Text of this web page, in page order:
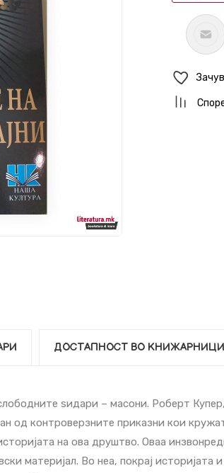
ДОСТАПНОСТ ВО
ѕидари – масони. Роберт Купер,
од контроверзните приказни кои
на ова друштво. Оваа
материјал. Во неа, покрај историјата и